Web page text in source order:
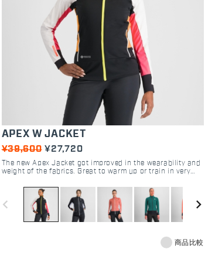
APEX W JACKET
¥39,600 ¥27,720
The new Apex Jacket got improved in the wearability and
weight of the fabrics. Great to warm up or train in very
against wind and snow, while the POLARTEC® ALPHA®
DIRECT technology guarantees perfect thermal
regulation. To improve breathability a lighter fabric is
used in the areas subjects to overheating and moisture.
navigate_before navigate_next
商品比較